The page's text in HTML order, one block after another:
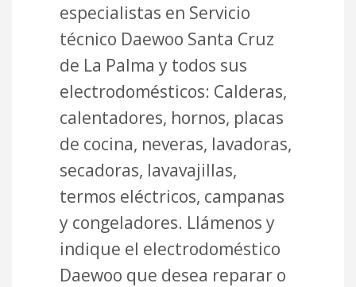
especialistas en Servicio
técnico Daewoo Santa Cruz
de La Palma y todos sus
electrodomésticos: Calderas,
calentadores, hornos, placas
de cocina, neveras, lavadoras,
secadoras, lavavajillas,
termos eléctricos, campanas
y congeladores. Llámenos y
indique el electrodoméstico
Daewoo que desea reparar o